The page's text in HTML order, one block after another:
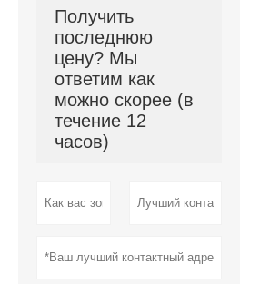
Получить
последнюю
цену? Мы
ответим как
можно скорее (в
течение 12
часов)